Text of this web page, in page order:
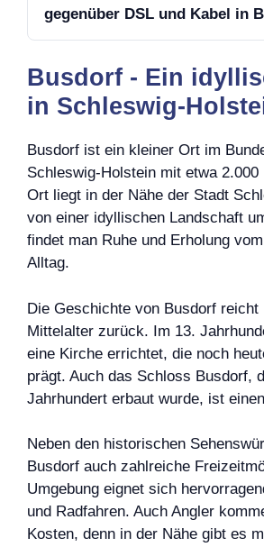
gegenüber DSL und Kabel in
Busdorf - Ein
in Schleswig-
Busdorf ist ein kleiner Ort im
Schleswig-Holstein mit etwa 2.000
Ort liegt in der Nähe der Stadt
von einer idyllischen Landschaft
findet man Ruhe und Erholung
Alltag.
Die Geschichte von Busdorf reicht
Mittelalter zurück. Im 13.
eine Kirche errichtet, die noch
prägt. Auch das Schloss Busdorf,
Jahrhundert erbaut wurde, ist
Neben den historischen
Busdorf auch zahlreiche
Umgebung eignet sich
und Radfahren. Auch Angler
Kosten, denn in der Nähe gibt es